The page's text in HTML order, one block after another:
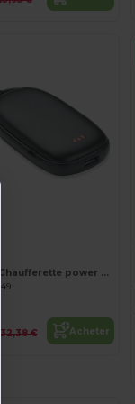
TRICPOWER Chaufferette power bank 4000mAh
32,38 € Acheter